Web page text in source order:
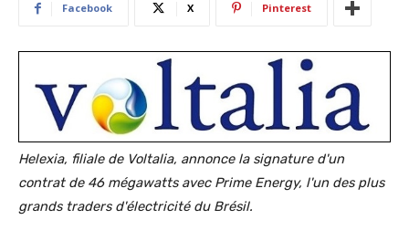
Facebook X Pinterest
Helexia, filiale de Voltalia, annonce la signature d'un
contrat de 46 mégawatts avec Prime Energy, l'un des plus
grands tradersd'électricité du Brésil.